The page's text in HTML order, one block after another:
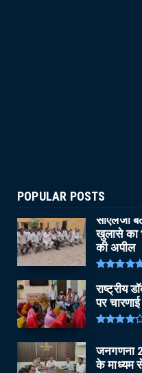
POPULAR POSTS
सीएलजी
खुलासे का
की अपील
राष्ट्रीय
पर
जनगणना
के माध्यम